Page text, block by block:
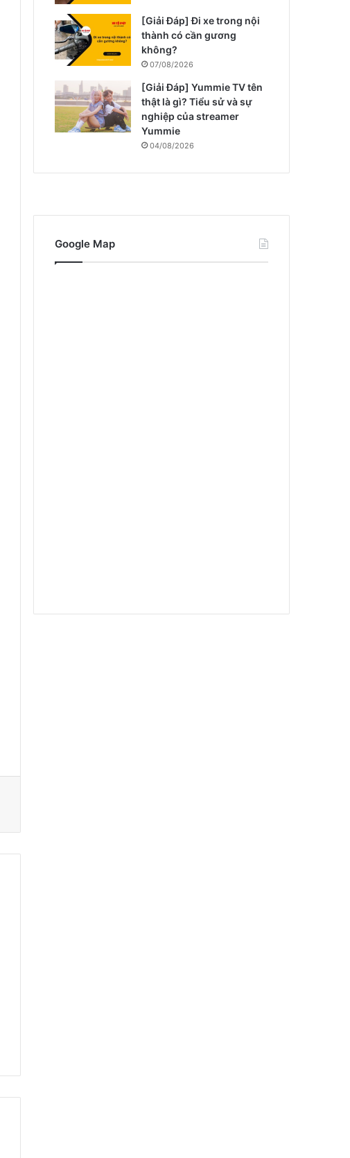
[Giải Đáp] Đi xe trong nội
thành có cần gương
không?
07/08/2026
[Giải Đáp] Yummie TV tên
thật là gì? Tiểu sử và sự
nghiệp của streamer
Yummie
04/08/2026
Google Map